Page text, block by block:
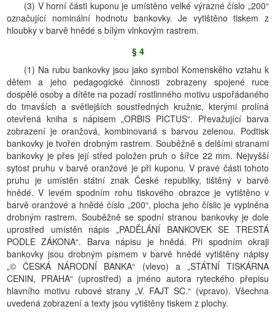
(3) V horní části kuponu je umístěno velké výrazné číslo „200“
označující nominální hodnotu bankovky. Je vytištěno tiskem z
hloubky v barvě hnědé s bílým vlnkovým rastrem.
§ 4
(1) Na rubu bankovky jsou jako symbol Komenského vztahu k
dětem a jeho pedagogické činnosti zobrazeny spojené ruce
dospělé osoby a dítěte na pozadí rostlinného motivu uspořádaného
do tmavších a světlejších soustředných kružnic, kterými prolíná
otevřená kniha s nápisem „ORBIS PICTUS“. Převažující barva
zobrazení je oranžová, kombinovaná s barvou zelenou. Podtisk
bankovky je tvořen drobným rastrem. Souběžně s delšími stranami
bankovky je přes její střed položen pruh o šířce 22 mm. Nejvyšší
sytost pruhu v barvě oranžové je při kuponu. V pravé části tohoto
pruhu je umístěn státní znak České republiky, tištěný v barvě
hnědé. V levém spodním rohu tiskového obrazce je vytištěno v
barvě oranžové a hnědé číslo „200“, plocha jeho číslic je vyplněna
drobným rastrem. Souběžně se spodní stranou bankovky je dole
uprostřed umístěn nápis „PADĚLÁNÍ BANKOVEK SE TRESTÁ
PODLE ZÁKONA“. Barva nápisu je hnědá. Při spodním okraji
bankovky jsou drobným písmem v barvě hnědé vytištěny nápisy
„© ČESKÁ NÁRODNÍ BANKA“ (vlevo) a „STÁTNÍ TISKÁRNA
CENIN, PRAHA“ (uprostřed) a jméno autora ryteckého přepisu
hlavního motivu rubové strany „V. FAJT SC.“ (vpravo). Všechna
uvedená zobrazení a texty jsou vytištěny tiskem z plochy.